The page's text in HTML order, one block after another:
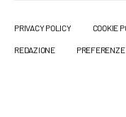
PRIVACY POLICY COOKIE
REDAZIONE PREFERENZE